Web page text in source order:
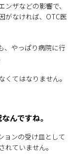
ザなどの影響で、
がなければ、OTC医
、やっぱり病院に行
てはなりません。
んですね。
ョンの受け皿として
ていません。